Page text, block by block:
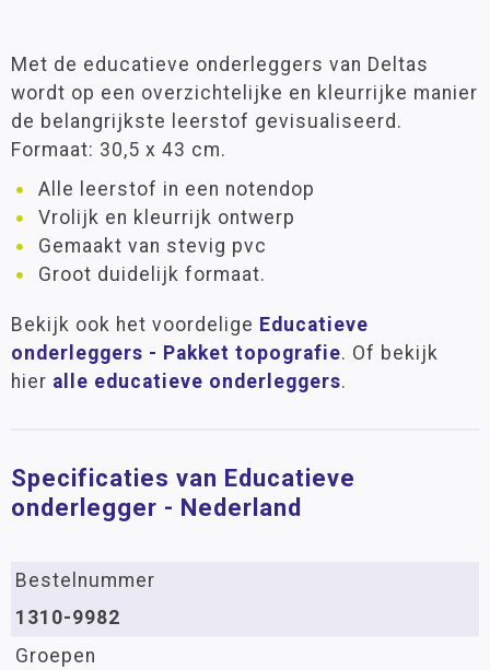
Met de educatieve onderleggers van Deltas
wordt op een overzichtelijke en kleurrijke manier
de belangrijkste leerstof gevisualiseerd.
Formaat: 30,5 x 43 cm.
Alle leerstof in een notendop
Vrolijk en kleurrijk ontwerp
Gemaakt van stevig pvc
Groot duidelijk formaat.
Bekijk ook het voordelige Educatieve
onderleggers - Pakket topografie. Of bekijk
hier alle educatieve onderleggers.
Specificaties van Educatieve
onderlegger - Nederland
Bestelnummer
1310-9982
Groepen